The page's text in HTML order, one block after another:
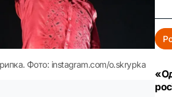
Фото: instagram.com/o.skrypka